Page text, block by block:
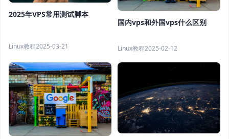
2025年VPS常用测试脚本
Linux教程2025-03-21
国内vps和外国vps什么区别
Linux教程2025-02-12